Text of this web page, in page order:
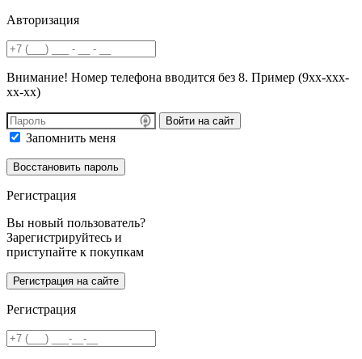
Авторизация
Внимание! Номер телефона вводится без 8. Пример (9хх-ххх-
хх-хх)
Войти на сайт
Запомнить меня
Регистрация
Вы новый пользователь?
Зарегистрируйтесь и
приступайте к покупкам
Регистрация